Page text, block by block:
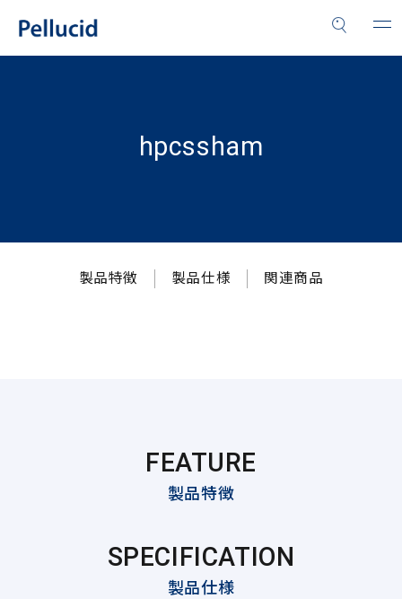
hpcssham
製品特徴 製品仕様 関連商品
FEATURE
製品特徴
SPECIFICATION
製品仕様